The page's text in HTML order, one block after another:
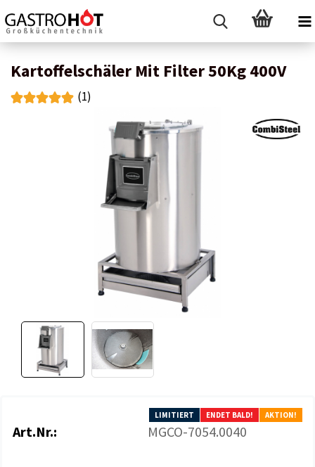
Kartoffelschäler Mit Filter 50Kg 400V
(1)
LIMITIERT ENDET BALD! AKTION!
Art.Nr.: MGCO-7054.0040